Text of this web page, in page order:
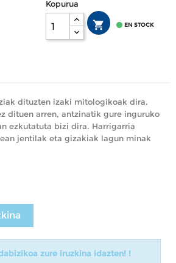
Kopurua
  EN STOCK
dituzten izaki mitologikoak dira.
dituen arren, antzinatik gure inguruko
ezkutatuta bizi dira. Harrigarria
jentilak eta gizakiak lagun minak
zure iruzkina idazten! !